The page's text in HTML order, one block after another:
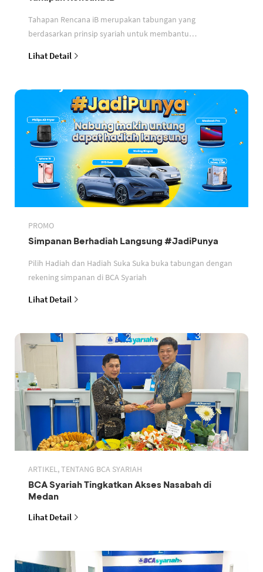
Tahapan Rencana iB merupakan tabungan yang
berdasarkan prinsip syariah untuk membantu
Lihat Detail
PROMO
Simpanan Berhadiah Langsung #JadiPunya
Pilih Hadiah dan Hadiah Suka Suka buka tabungan dengan
rekening simpanan di BCA Syariah
Lihat Detail
ARTIKEL, TENTANG BCA SYARIAH
BCA Syariah Tingkatkan Akses Nasabah di
Medan
Lihat Detail